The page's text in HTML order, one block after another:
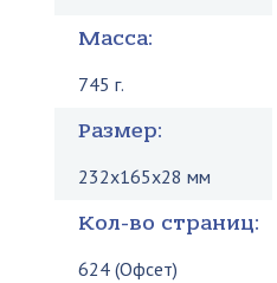
Масса:
745 г.
Размер:
232x165x28 мм
Кол-во страниц:
624 (Офсет)